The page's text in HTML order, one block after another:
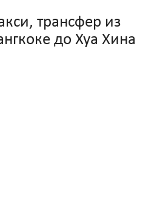
трансфер из
до Хуа Хина